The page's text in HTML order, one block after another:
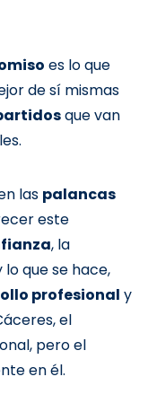
es lo que
de sí mismas
que van
las palancas
este
, la
que se hace,
profesional y
el
pero el
en él.